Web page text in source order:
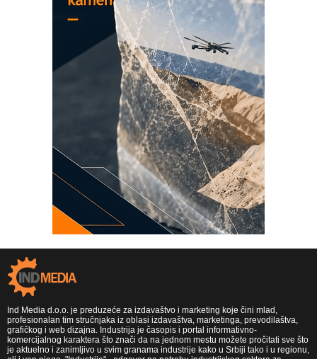
Ind Media d.o.o. je preduzeće za izdavaštvo i marketing koje čini mlad,
profesionalan tim stručnjaka iz oblasi izdavaštva, marketinga, prevodilaštva,
grafičkog i web dizajna. Industrija je časopis i portal informativno-
komercijalnog karaktera što znači da na jednom mestu možete pročitati sve što
je aktuelno i zanimljivo u svim granama industrije kako u Srbiji tako i u regionu,